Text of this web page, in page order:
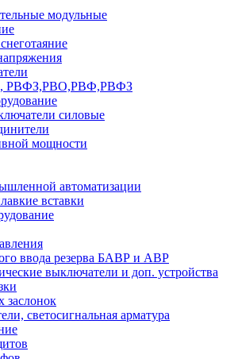
модульные
РВФЗ,РВО,РВФ,РВФЗ
cиловые
мощности
автоматизации
вставки
ввода резерва БАВР и АВР
выключатели и доп. устройства
светосигнальная арматура